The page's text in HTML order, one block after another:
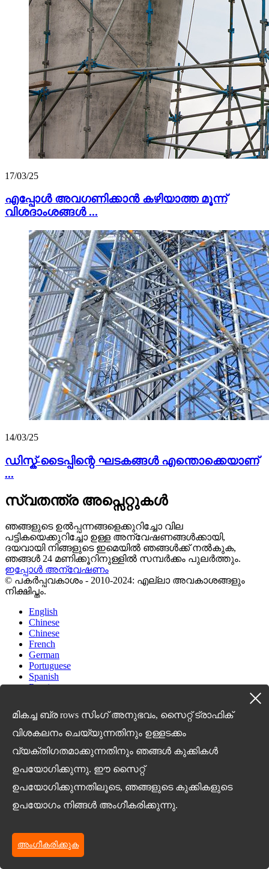
17/03/25
എപ്പോൾ അവഗണിക്കാൻ കഴിയാത്ത മൂന്ന്
വിശദാംശങ്ങൾ ...
14/03/25
ഡിസ്ക്-ടൈപ്പിന്റെ ഘടകങ്ങൾ എന്തൊക്കെയാണ്
...
സ്വതന്ത്ര അപ്സെറ്റുകൾ
ഞങ്ങളുടെ ഉൽപ്പന്നങ്ങളെക്കുറിച്ചോ വില
പട്ടികയെക്കുറിച്ചോ ഉള്ള അന്വേഷണങ്ങൾക്കായി,
ദയവായി നിങ്ങളുടെ ഇമെയിൽ ഞങ്ങൾക്ക് നൽകുക,
ഞങ്ങൾ 24 മണിക്കൂറിനുള്ളിൽ സമ്പർക്കം പുലർത്തും.
ഇപ്പോൾ അന്വേഷണം
© പകർപ്പവകാശം - 2010-2024: എല്ലാ അവകാശങ്ങളും
നിക്ഷിപ്തം.
English
Chinese
Chinese
French
German
Portuguese
Spanish
Russian
Korean
Arabic
Irish
Turkish
Danish
Romanian
Czech
Polish
Basque
Catalan
മികച്ച ബ്ര rows സിംഗ് അനുഭവം, സൈറ്റ് ട്രാഫിക്
വിശകലനം ചെയ്യുന്നതിനും ഉള്ളടക്കം
വ്യക്തിഗതമാക്കുന്നതിനും ഞങ്ങൾ കുക്കികൾ
ഉപയോഗിക്കുന്നു. ഈ സൈറ്റ്
ഉപയോഗിക്കുന്നതിലൂടെ, ഞങ്ങളുടെ കുക്കികളുടെ
ഉപയോഗം നിങ്ങൾ അംഗീകരിക്കുന്നു.
അംഗീകരിക്കുക